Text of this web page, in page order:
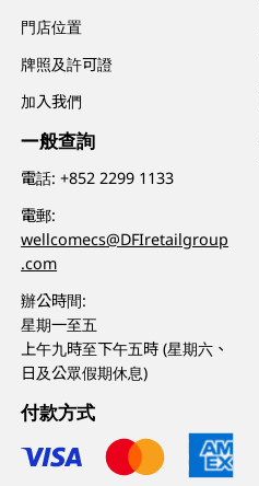
門店位置
牌照及許可證
加入我們
一般查詢
電話:+852 2299 1133
電郵:
wellcomecs@DFIretailgroup
.com
辦公時間:
星期一至五
上午九時至下午五時 (星期六、
日及公眾假期休息)
付款方式